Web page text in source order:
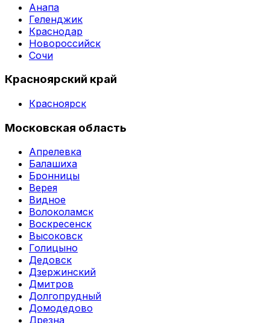
Анапа
Геленджик
Краснодар
Новороссийск
Сочи
Красноярский край
Красноярск
Московская область
Апрелевка
Балашиха
Бронницы
Верея
Видное
Волоколамск
Воскресенск
Высоковск
Голицыно
Дедовск
Дзержинский
Дмитров
Долгопрудный
Домодедово
Дрезна